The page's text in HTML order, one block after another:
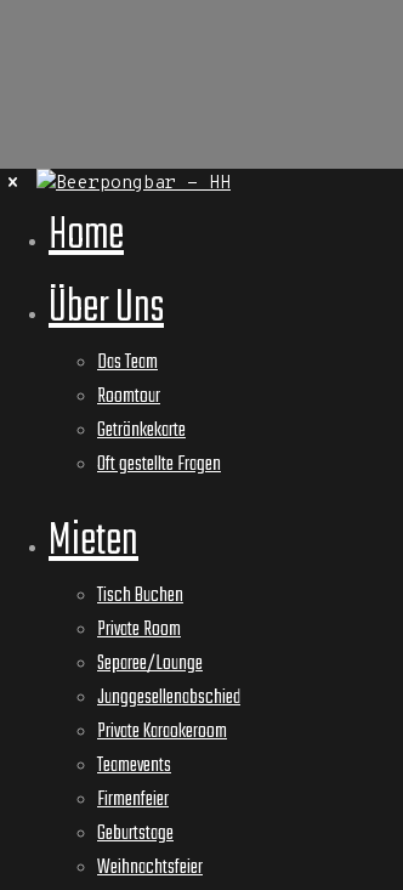
Home
Über Uns
Das Team
Roomtour
Getränkekarte
Oft gestellte Fragen
Mieten
Tisch Buchen
Private Room
Separee/Lounge
Junggesellenabschied
Private Karaokeroom
Teamevents
Firmenfeier
Geburtstage
Weihnachtsfeier